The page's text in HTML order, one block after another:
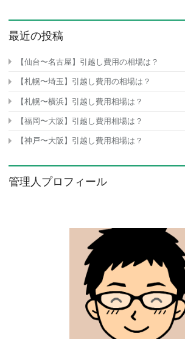
最近の投稿
【仙台〜名古屋】引越し費用の相場は？
【札幌〜埼玉】引越し費用の相場は？
【札幌〜横浜】引越し費用相場は？
【福岡〜大阪】引越し費用相場は？
【神戸〜大阪】引越し費用相場は？
管理人プロフィール